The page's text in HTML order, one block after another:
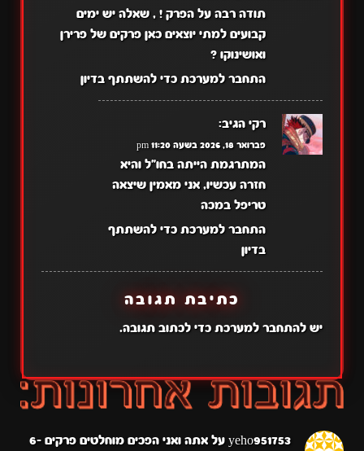
תודה רבה על הפרק ! , שאלה יש ימים
קבועים למתי יוצאים כאן פרקים של פרירן
ואושינוקו ?
התחבר למערכת כדי להשתתף בדיון
רקי הגיב:
פברואר 18, 2026 בשעה 11:20 pm
המתרגמת הייתה בחו"ל והיא
חזרה עכשיו, אני מאמין שיצאה
טריפל במכה
התחבר למערכת כדי להשתתף
בדיון
כתיבת תגובה
יש להתחבר למערכתכדי לכתוב תגובה.
yeho951753 על אתה ואני הפכים מוחלטים פרקים 6-